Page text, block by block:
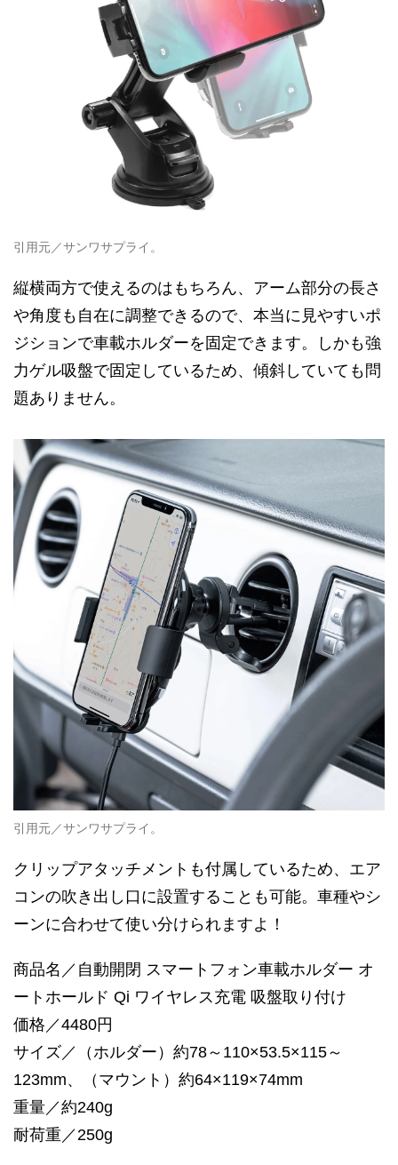
引用元／サンワサプライ。
縦横両方で使えるのはもちろん、アーム部分の長さ
や角度も自在に調整できるので、本当に見やすいポ
ジションで車載ホルダーを固定できます。しかも強
力ゲル吸盤で固定しているため、傾斜していても問
題ありません。
引用元／サンワサプライ。
クリップアタッチメントも付属しているため、エア
コンの吹き出し口に設置することも可能。車種やシ
ーンに合わせて使い分けられますよ！
商品名／自動開閉 スマートフォン車載ホルダー オ
ートホールド Qi ワイヤレス充電 吸盤取り付け
価格／4480円
サイズ／（ホルダー）約78～110×53.5×115～
123mm、（マウント）約64×119×74mm
重量／約240g
耐荷重／250g